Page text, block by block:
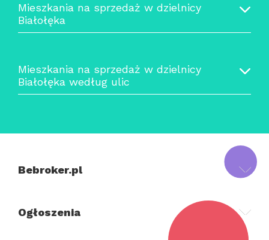
Mieszkania na sprzedaż w dzielnicy
Białołęka
Mieszkania na sprzedaż w dzielnicy
Białołęka według ulic
Bebroker.pl
Ogłoszenia